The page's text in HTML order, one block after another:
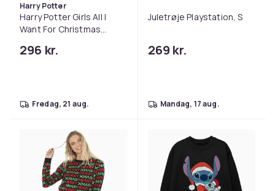
Harry Potter
Harry Potter Girls All I
Want For Christmas
296 kr.
fredag, 21 aug.
Juletrøje Playstation, S
269 kr.
mandag, 17 aug.